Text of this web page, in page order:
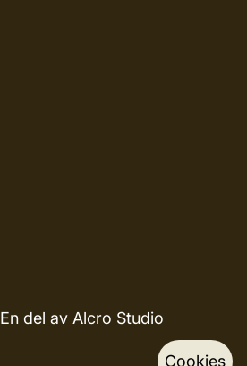
En del av Alcro Studio
Cookies